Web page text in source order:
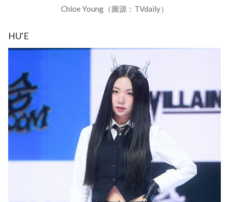
Chloe Young（圖源：TVdaily）
HU'E